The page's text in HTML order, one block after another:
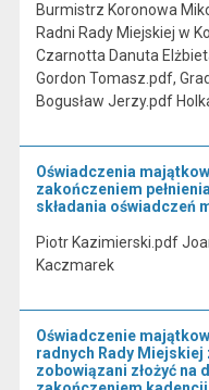
Burmistrz Koronowa
Radni Rady Miejskiej w
Czarnotta Danuta
Gordon Tomasz.pdf,
Bogusław Jerzy.pdf
Oświadczenia
zakończeniem
składania oświadczeń
Piotr Kazimierski.pdf
Kaczmarek
Oświadczenie
radnych Rady
zobowiązani złożyć na